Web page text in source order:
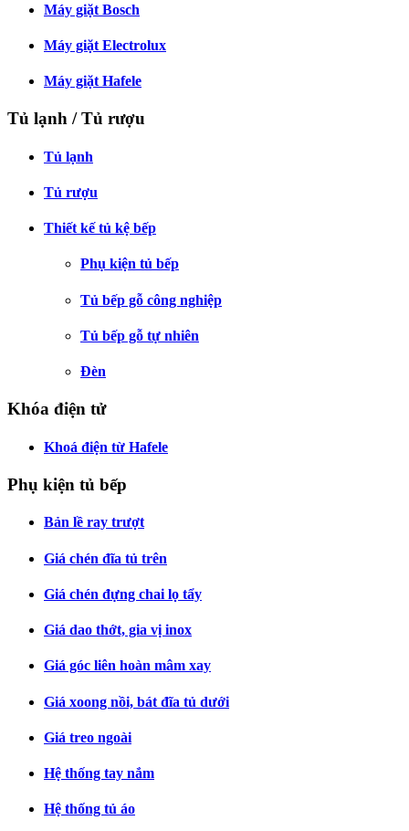
Máy giặt Bosch
Máy giặt Electrolux
Máy giặt Hafele
Tủ lạnh / Tủ rượu
Tủ lạnh
Tủ rượu
Thiết kế tủ kệ bếp
Phụ kiện tủ bếp
Tủ bếp gỗ công nghiệp
Tủ bếp gỗ tự nhiên
Đèn
Khóa điện tử
Khoá điện từ Hafele
Phụ kiện tủ bếp
Bản lề ray trượt
Giá chén đĩa tủ trên
Giá chén đựng chai lọ tẩy
Giá dao thớt, gia vị inox
Giá góc liên hoàn mâm xay
Giá xoong nồi, bát đĩa tủ dưới
Giá treo ngoài
Hệ thống tay nắm
Hệ thống tủ áo